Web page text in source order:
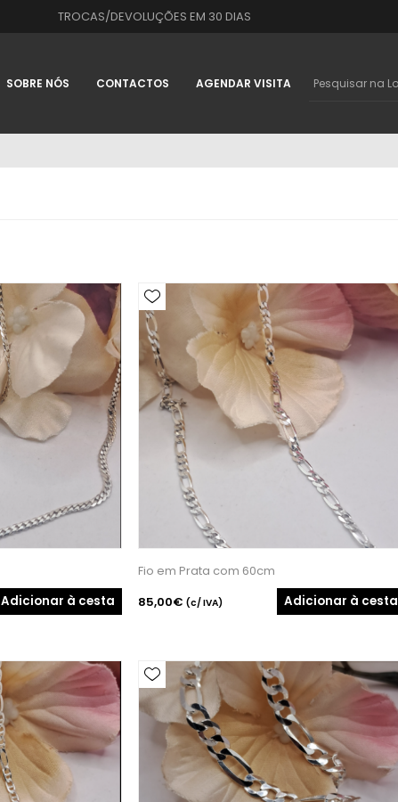
TROCAS/DEVOLUÇÕES EM 30 DIAS
SOBRE NÓS CONTACTOS AGENDAR VISITA
Adicionar à cesta
Fio em Prata com 60cm
85,00€(c/ IVA) Adicionar à cesta